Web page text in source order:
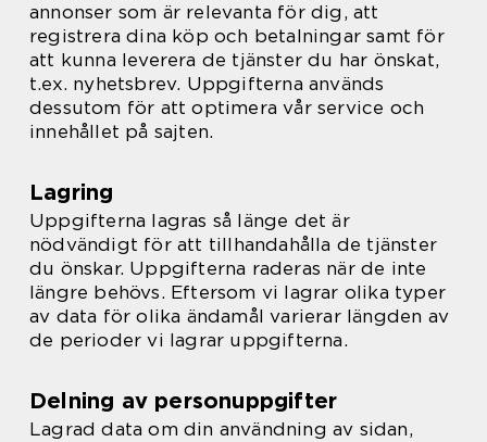
annonser som är relevanta för dig, att
registrera dina köp och betalningar samt för
att kunna leverera de tjänster du har önskat,
t.ex. nyhetsbrev. Uppgifterna används
dessutom för att optimera vår service och
innehållet på sajten.
Lagring
Uppgifterna lagras så länge det är
nödvändigt för att tillhandahålla de tjänster
du önskar. Uppgifterna raderas när de inte
längre behövs. Eftersom vi lagrar olika typer
av data för olika ändamål varierar längden av
de perioder vi lagrar uppgifterna.
Delning av personuppgifter
Lagrad data om din användning av sidan,